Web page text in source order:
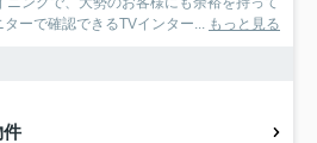
ーで確認できるTVインター... もっと見る
件